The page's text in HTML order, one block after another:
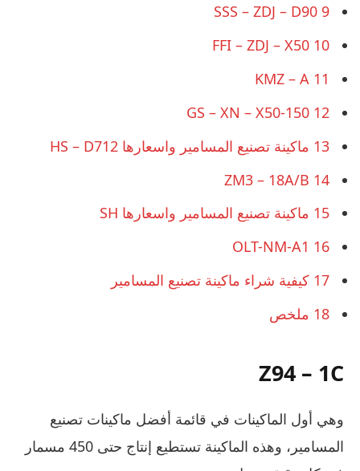
9
10
11
12
13 ماكينة تصنيع المسامير واسعارها HS – D712
14
15 ماكينة تصنيع المسامير واسعارها SH
16
17 كيفية شراء ماكينة تصنيع المسامير
18 ملخص
Z94 – 1C
وهي أول الماكينات في قائمة أفضل ماكينات تصنيع
المسامير، وهذه الماكينة تستطيع إنتاج حتى 450 مسمار